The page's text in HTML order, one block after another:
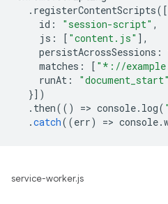
. registerContentScripts
id : "session-script" ,
js : [ "content.js" ],
persistAcrossSessions :
matches : [ "*://
runAt : "document_start"
}])
. then(() => console. log(
.catch((err) => console.
service-worker.js